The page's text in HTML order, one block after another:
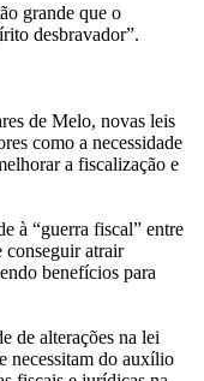
grande que o
desbravador”.
de Melo, novas leis
como a necessidade
a fiscalização e
à “guerra fiscal” entre
conseguir atrair
benefícios para
de alterações na lei
necessitam do auxílio